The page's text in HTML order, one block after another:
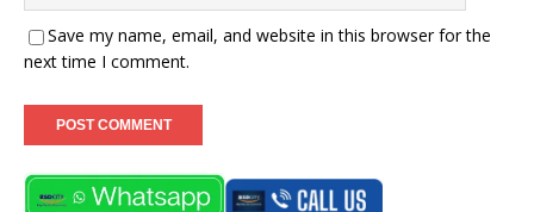
Save my name, email, and website in this browser for the
next time I comment.